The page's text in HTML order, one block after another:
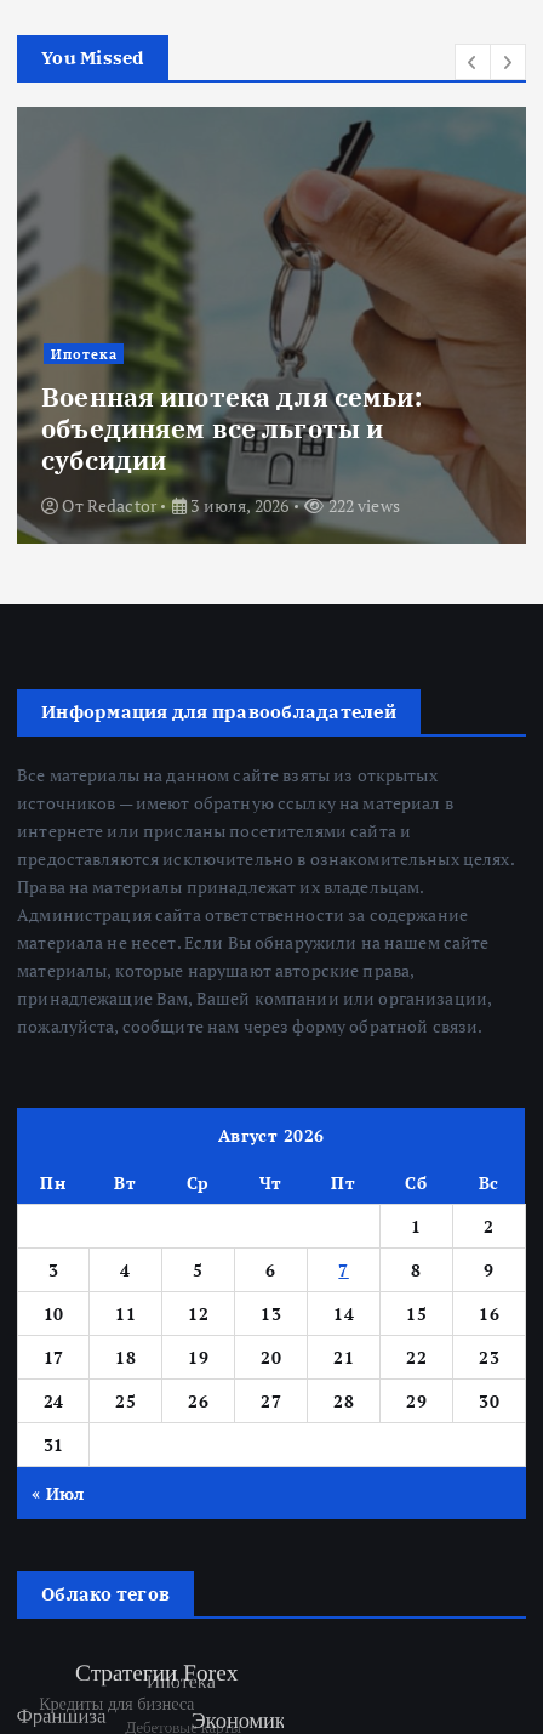
You Missed
Ипотека
Военная ипотека для семьи:
объединяем все льготы и
субсидии
ОтRedactor 3 июля, 2026 222 views
Информация для правообладателей
Все материалы на данном сайте взяты из открытых
источников — имеют обратную ссылку на материал в
интернете или присланы посетителями сайта и
предоставляются исключительно в ознакомительных целях.
Права на материалы принадлежат их владельцам.
Администрация сайта ответственности за содержание
материала не несет. Если Вы обнаружили на нашем сайте
материалы, которые нарушают авторские права,
принадлежащие Вам, Вашей компании или организации,
пожалуйста, сообщите нам через форму обратной связи.
Август 2026
Пн Вт Ср Чт Пт Сб
Вс
1
2
3
4 5 6 7 8
9
10
11 12 13 14 15
16
17
18 19 20 21 22
23
24
25 26 27 28 29
30
31
« Июл
Облако тегов